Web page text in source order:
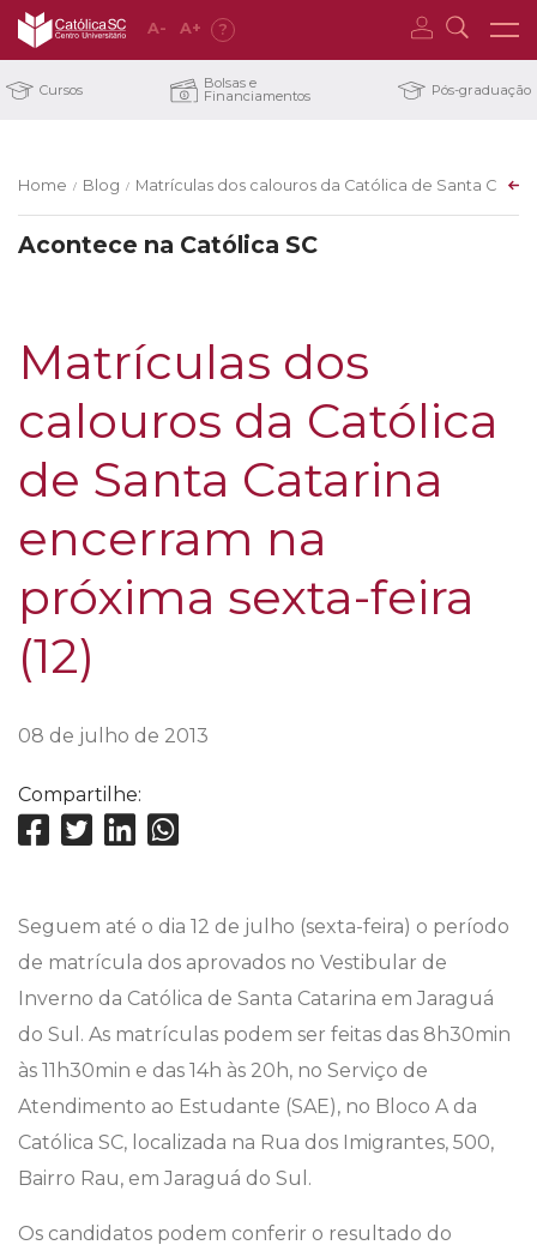
A- A+ ?
Cursos Bolsas e
Financiamentos Pós-graduação
Home / Blog / Matrículas dos calouros da Católica de Santa
Acontece na Católica SC
Matrículas dos
calouros da Católica
de Santa Catarina
encerram na
próxima sexta-feira
(12)
08 de julho de 2013
Compartilhe:
Seguem até o dia 12 de julho (sexta-feira) o período
de matrícula dos aprovados no Vestibular de
Inverno da Católica de Santa Catarina em Jaraguá
do Sul. As matrículas podem ser feitas das 8h30min
às 11h30min e das 14h às 20h, no Serviço de
Atendimento ao Estudante (SAE), no Bloco A da
Católica SC, localizada na Rua dos Imigrantes, 500,
Bairro Rau, em Jaraguá do Sul.
Os candidatos podem conferir o resultado do